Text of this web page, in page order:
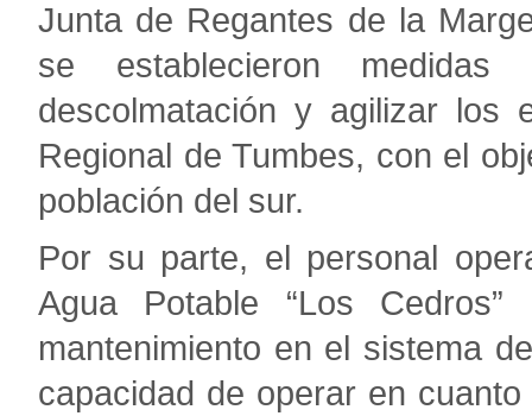
Junta de Regantes de la
se establecieron
descolmatación y agilizar los
Regional de Tumbes, con el
población del sur.
Por su parte, el personal
Agua Potable “Los
mantenimiento en el sistema
capacidad de operar en